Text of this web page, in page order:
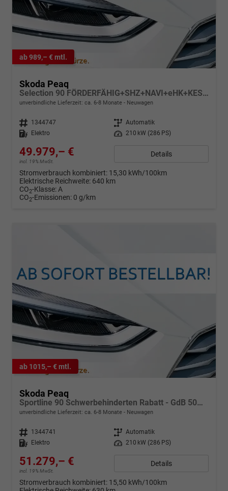
ab 989,– € mtl.
Skoda Peaq
Selection 90 FÖRDERFÄHIG+SHZ+NAVI+eHK+KESSY+pACC+KAMERA+19" ALU+LED+KLIMA
unverbindliche Lieferzeit: ca. 6-8 Monate Neuwagen
Fahrzeugnr. 1344747 Getriebe Automatik
Kraftstoff
Elektro Leistung 210 kW (286 PS)
49.979,– €
incl. 19% MwSt.
Details
Stromverbrauch kombiniert: 15,30 kWh/100km
Elektrische Reichweite: 640 km
CO2-Klasse:A
CO2-Emissionen: 0 g/km
ab 1015,– € mtl.
Skoda Peaq
Sportline 90 Schwerbehinderten Rabatt - GdB 50% FÖRDERFÄHIG
unverbindliche Lieferzeit: ca. 6-8 Monate Neuwagen
Fahrzeugnr. 1344741 Getriebe Automatik
Kraftstoff
Elektro Leistung 210 kW (286 PS)
51.279,– €
incl. 19% MwSt.
Details
Stromverbrauch kombiniert: 15,50 kWh/100km